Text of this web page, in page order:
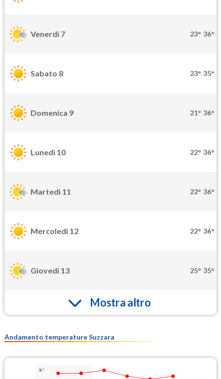
Venerdì 7 23° 36°
Sabato 8 23° 35°
Domenica 9 21° 36°
Lunedì 10 22° 36°
Martedì 11 22° 36°
Mercoledì 12 22° 36°
Giovedì 13 25° 35°
Mostra altro
Andamento temperature Suzzara
38°